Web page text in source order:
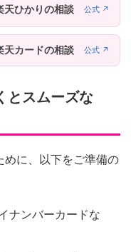
天ひかりの相談 公式 ↗
天カードの相談 公式 ↗
とスムーズな
めに、以下をご準備の
ナンバーカードな